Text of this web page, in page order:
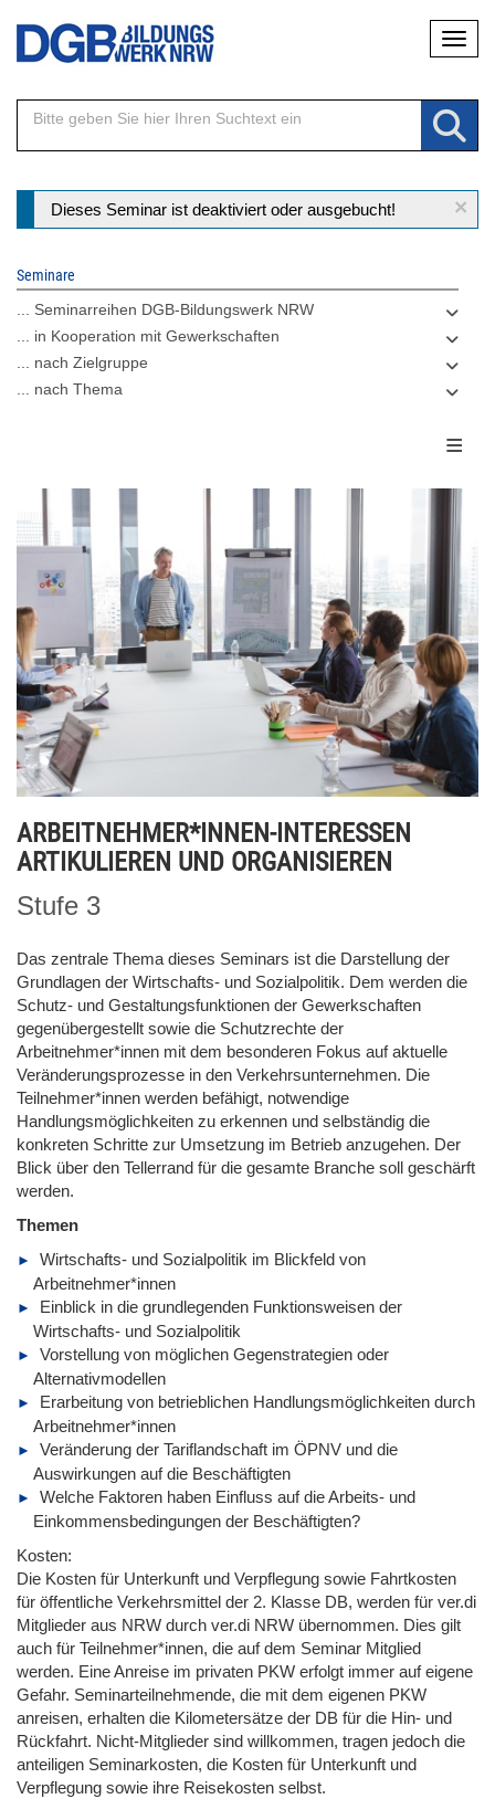
Direkt
Inhalt
×
Statusmeldung
Dieses Seminar ist deaktiviert oder ausgebucht!
Seminare
... Seminarreihen DGB-Bildungswerk NRW
... in Kooperation mit Gewerkschaften
... nach Zielgruppe
... nach Thema
ARBEITNEHMER*INNEN-INTERESSEN
ARTIKULIEREN UND ORGANISIEREN
Stufe 3
Das zentrale Thema dieses Seminars ist die Darstellung der
Grundlagen der Wirtschafts- und Sozialpolitik. Dem werden die
Schutz- und Gestaltungsfunktionen der Gewerkschaften
gegenübergestellt sowie die Schutzrechte der
Arbeitnehmer*innen mit dem besonderen Fokus auf aktuelle
Veränderungsprozesse in den Verkehrsunternehmen. Die
Teilnehmer*innen werden befähigt, notwendige
Handlungsmöglichkeiten zu erkennen und selbständig die
konkreten Schritte zur Umsetzung im Betrieb anzugehen. Der
Blick über den Tellerrand für die gesamte Branche soll geschärft
werden.
Themen
Wirtschafts- und Sozialpolitik im Blickfeld von
Arbeitnehmer*innen
Einblick in die grundlegenden Funktionsweisen der
Wirtschafts- und Sozialpolitik
Vorstellung von möglichen Gegenstrategien oder
Alternativmodellen
Erarbeitung von betrieblichen Handlungsmöglichkeiten durch
Arbeitnehmer*innen
Veränderung der Tariflandschaft im ÖPNV und die
Auswirkungen auf die Beschäftigten
Welche Faktoren haben Einfluss auf die Arbeits- und
Einkommensbedingungen der Beschäftigten?
Kosten:
Die Kosten für Unterkunft und Verpflegung sowie Fahrtkosten
für öffentliche Verkehrsmittel der 2. Klasse DB, werden für ver.di
Mitglieder aus NRW durch ver.di NRW übernommen. Dies gilt
auch für Teilnehmer*innen, die auf dem Seminar Mitglied
werden. Eine Anreise im privaten PKW erfolgt immer auf eigene
Gefahr. Seminarteilnehmende, die mit dem eigenen PKW
anreisen, erhalten die Kilometersätze der DB für die Hin- und
Rückfahrt. Nicht-Mitglieder sind willkommen, tragen jedoch die
anteiligen Seminarkosten, die Kosten für Unterkunft und
Verpflegung sowie ihre Reisekosten selbst.